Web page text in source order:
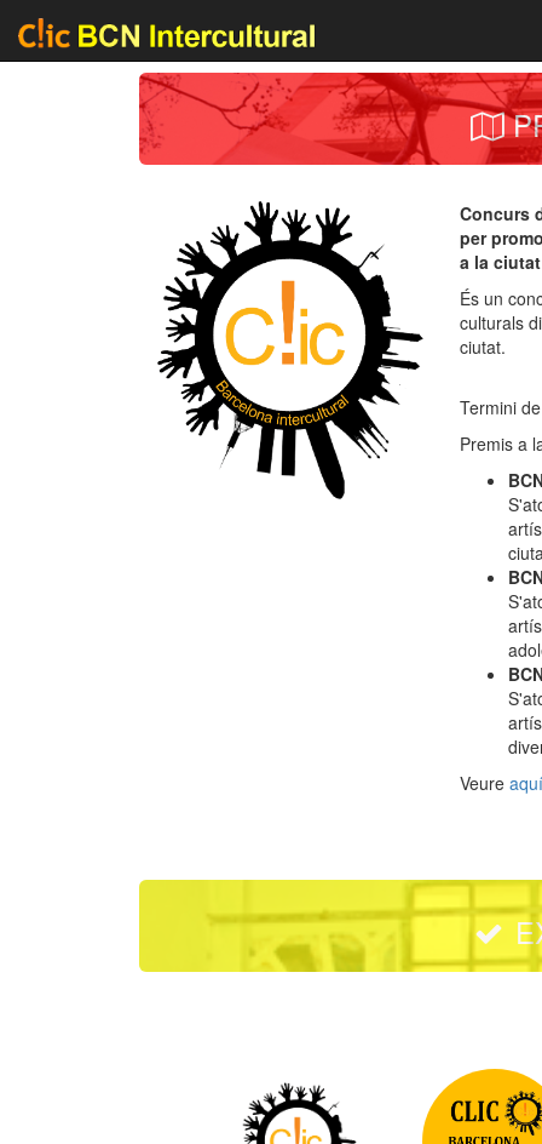
Concurs
per
a la
És un
culturals
ciutat.
Termini
Premis a
Veure aquí